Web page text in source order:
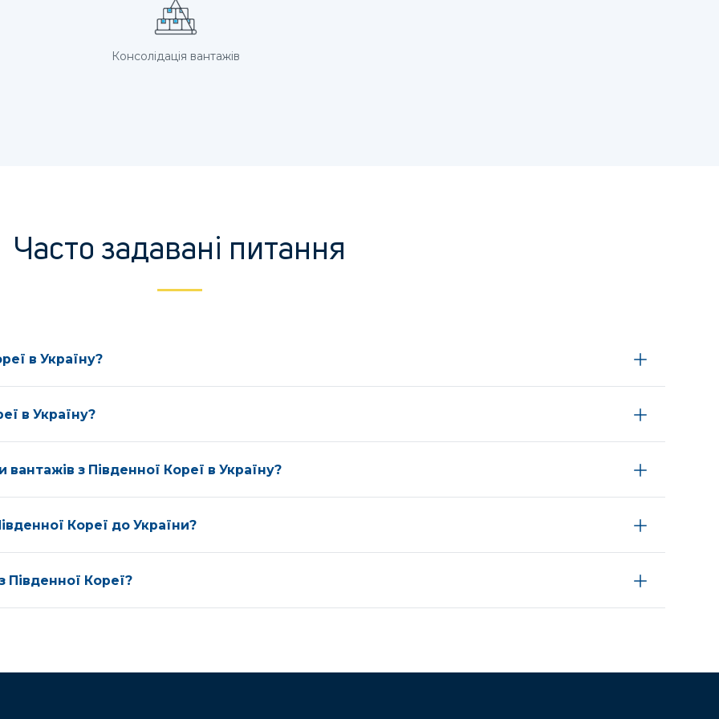
Консолідація вантажів
Часто задавані питання
в Україну?
в Україну?
з Південної Кореї в Україну?
Кореї до України?
Південної Кореї?